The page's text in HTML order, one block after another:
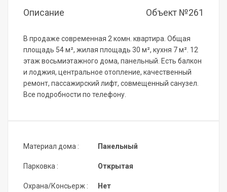
Описание Объект №261
В продаже современная 2 комн. квартира. Общая
площадь 54 м², жилая площадь 30 м², кухня 7 м². 12
этаж восьмиэтажного дома, панельный. Есть балкон
и лоджия, центральное отопление, качественный
ремонт, пассажирский лифт, совмещенный санузел.
Все подробности по телефону.
Материал дома :
Парковка :
Охрана/Консьерж :
Панельный
Открытая
Нет